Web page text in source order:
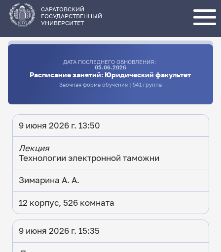
основному
содержанию
САРАТОВСКИЙ
ГОСУДАРСТВЕННЫЙ
УНИВЕРСИТЕТ
ДАТА ПОСЛЕДНЕГО ОБНОВЛЕНИЯ:
05.06.2026
Расписание занятий: Юридический факультет
Заочная форма обучения | 541 группа
9 июня 2026 г. 13:50
Лекция
Технологии электронной таможни
Зимарина А. А.
12 корпус, 526 комната
9 июня 2026 г. 15:35